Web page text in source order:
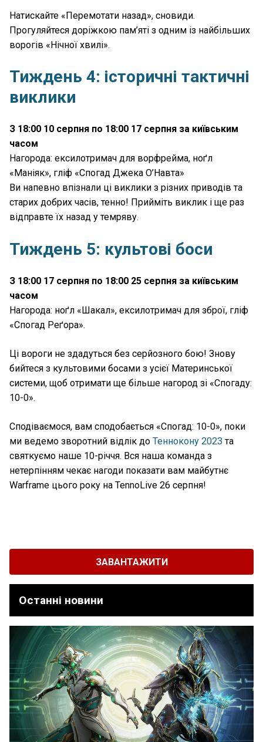
Натискайте «Перемотати назад», сновиди.
Прогуляйтеся доріжкою пам’яті з одним із найбільших
ворогів «Нічної хвилі».
Тиждень 4: історичні тактичні
виклики
З 18:00 10 серпня по 18:00 17 серпня за київським
часом
Нагорода: ексилотримач для ворфрейма, ноґл
«Маніяк», гліф «Спогад Джека О’Навта»
Ви напевно впізнали ці виклики з різних приводів та
старих добрих часів, тенно! Прийміть виклик і ще раз
відправте їх назад у темряву.
Тиждень 5: культові боси
З 18:00 17 серпня по 18:00 25 серпня за київським
часом
Нагорода: ноґл «Шакал», ексилотримач для зброї, гліф
«Спогад Реґора».
Ці вороги не здадуться без серйозного бою! Знову
бийтеся з культовими босами з усієї Материнської
системи, щоб отримати ще більше нагород зі «Спогаду:
10-0».
Сподіваємося, вам сподобається «Спогад: 10-0», поки
ми ведемо зворотний відлік до Теннокону 2023 та
святкуємо наше 10-річчя. Вся наша команда з
нетерпінням чекає нагоди показати вам майбутнє
Warframe цього року на TennoLive 26 серпня!
ЗАВАНТАЖИТИ
Останні новини